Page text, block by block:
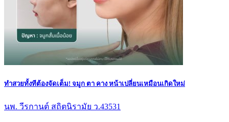
ทำสวยทั้งทีต้องจัดเต็ม! จมูก ตา คาง หน้าเปลี่ยนเหมือนเกิดใหม่
นพ. วีรกานต์ สถิตนิรามัย ว.43531